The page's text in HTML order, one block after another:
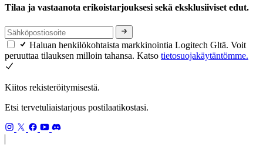
Tilaa ja vastaanota erikoistarjouksesi sekä eksklusiiviset edut.
Haluan henkilökohtaista markkinointia Logitech Gltä. Voit
peruuttaa tilauksen milloin tahansa. Katso tietosuojakäytäntömme.
Kiitos rekisteröitymisestä.
Etsi tervetuliaistarjous postilaatikostasi.